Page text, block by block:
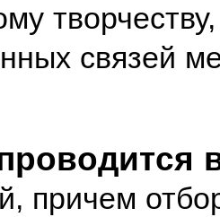
связей
причем